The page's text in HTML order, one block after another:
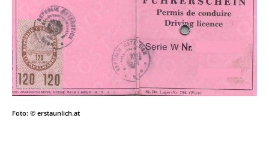
Foto: © erstaunlich.at